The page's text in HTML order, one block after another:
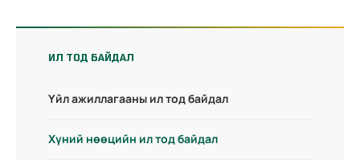
ИЛ ТОД БАЙДАЛ
Үйл ажиллагааны ил тод байдал
Хүний нөөцийн ил тод байдал